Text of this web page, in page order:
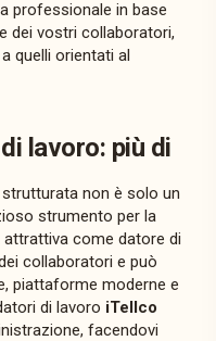
professionale in base
dei vostri collaboratori,
quelli orientati al
lavoro: più di
non è solo un
strumento per la
come datore di
collaboratori e può
piattaforme moderne e
di lavoro iTellco
facendovi